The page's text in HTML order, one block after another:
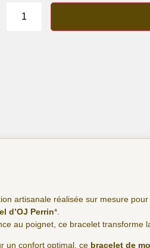
Bracelet
artisanale réalisée sur mesure
d’OJ Perrin*.
au poignet, ce bracelet transforme
un confort optimal, ce bracelet de